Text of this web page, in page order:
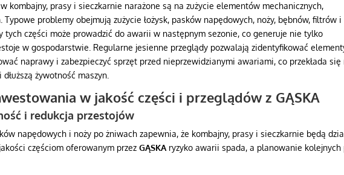
kombajny, prasy i sieczkarnie narażone są na zużycie elementów mechanicznych,
problemy obejmują zużycie łożysk, pasków napędowych, noży, bębnów, filtrów i
tych części może prowadzić do awarii w następnym sezonie, co generuje nie tylko
w gospodarstwie. Regularne jesienne przeglądy pozwalają zidentyfikować
naprawy i zabezpieczyć sprzęt przed nieprzewidzianymi awariami, co przekłada się
żywotność maszyn.
w jakość części i przeglądów z GĄSKA
i redukcja przestojów
napędowych i noży po żniwach zapewnia, że kombajny, prasy i sieczkarnie będą
częściom oferowanym przezGĄSKAryzyko awarii spada, a planowanie kolejnych